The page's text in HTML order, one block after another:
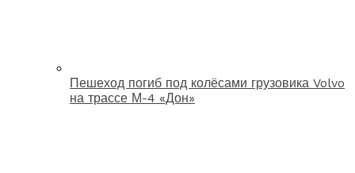
Пешеход погиб под колёсами грузовика Volvo
на трассе М-4 «Дон»